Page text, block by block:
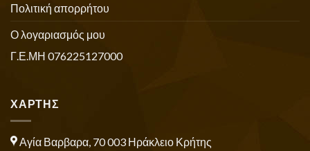
Πολιτική απορρήτου
Ο λογαριασμός μου
Γ.Ε.ΜΗ 076225127000
ΧΑΡΤΗΣ
Αγία Βαρβαρα, 70 003 Ηράκλειο Κρήτης